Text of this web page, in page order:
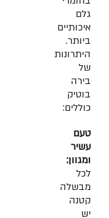
גלם
איכותיים
ביותר.
היתרונות
של
בירה
בוטיק
כוללים:
טעם
עשיר
ומגוון:
לכל
מבשלה
קטנה
יש